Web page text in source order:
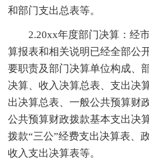
和部门支出总表等。
2.20xx年度部门决算：经市
算报表和相关说明已经全部公
要职责及部门决算单位构成、
决算、收入决算总表、支出决
出决算总表、一般公共预算财
公共预算财政拨款基本支出决
拨款“三公”经费支出决算表、
收入支出决算表等。